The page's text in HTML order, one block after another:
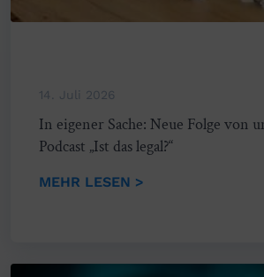
14. Juli 2026
In eigener Sache: Neue Folge von
Podcast „Ist das legal?“
MEHR LESEN >